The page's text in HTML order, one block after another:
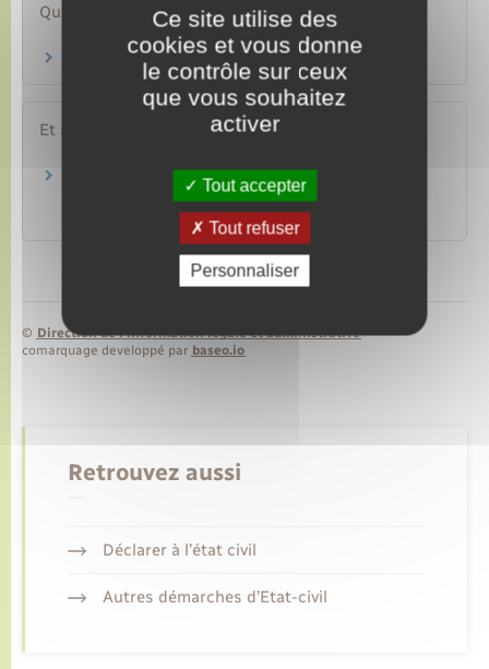
Questions ? Réponses !
Qu'est-ce qu'un accident du travail ?
Et aussi
Inaptitude au travail du salarié suite à un
accident du travail
Travail – Formation
© Direction de l’information légale et administrative
comarquage developpé par baseo.io
Retrouvez aussi
Déclarer à l’état civil
Autres démarches d’Etat-civil
Ce site utilise des
cookies et vous donne
le contrôle sur ceux
que vous souhaitez
activer
Tout accepter
Tout refuser
Personnaliser